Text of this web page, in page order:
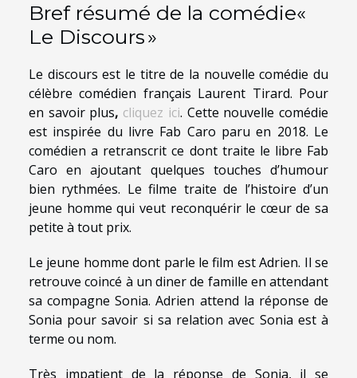
Bref résumé de la comédie«
Le Discours »
Le discours est le titre de la nouvelle comédie du
célèbre comédien français Laurent Tirard. Pour
en savoir plus, cliquez ici. Cette nouvelle comédie
est inspirée du livre Fab Caro paru en 2018. Le
comédien a retranscrit ce dont traite le libre Fab
Caro en ajoutant quelques touches d’humour
bien rythmées. Le filme traite de l’histoire d’un
jeune homme qui veut reconquérir le cœur de sa
petite à tout prix.
Le jeune homme dont parle le film est Adrien. Il se
retrouve coincé à un diner de famille en attendant
sa compagne Sonia. Adrien attend la réponse de
Sonia pour savoir si sa relation avec Sonia est à
terme ou nom.
Très impatient de la réponse de Sonia, il se